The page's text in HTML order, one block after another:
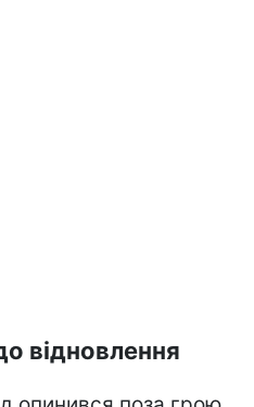
відновлення